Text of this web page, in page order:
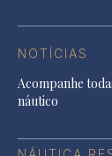
NOTÍCIAS
Acompanhe
náutico